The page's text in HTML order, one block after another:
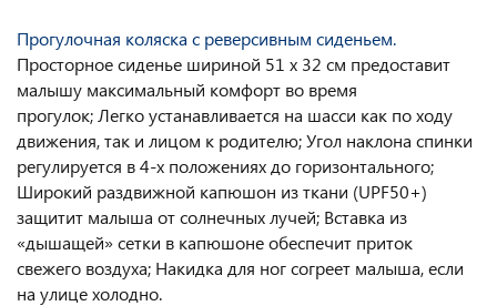
Прогулочная коляска с реверсивным сиденьем.
Просторное сиденье шириной 51 х 32 см предоставит
малышу максимальный комфорт во время
прогулок; Легко устанавливается на шасси как по ходу
движения, так и лицом к родителю; Угол наклона спинки
регулируется в 4-х положениях до горизонтального;
Широкий раздвижной капюшон из ткани (UPF50+)
защитит малыша от солнечных лучей; Вставка из
«дышащей» сетки в капюшоне обеспечит приток
свежего воздуха; Накидка для ног согреет малыша, если
на улице холодно.